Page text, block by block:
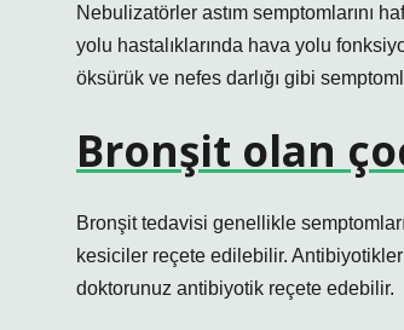
Nebulizatörler astım semptomlarını
yolu hastalıklarında hava yolu
öksürük ve nefes darlığı gibi
Bronşit olan
Bronşit tedavisi genellikle
kesiciler reçete edilebilir.
doktorunuz antibiyotik reçete edebilir.